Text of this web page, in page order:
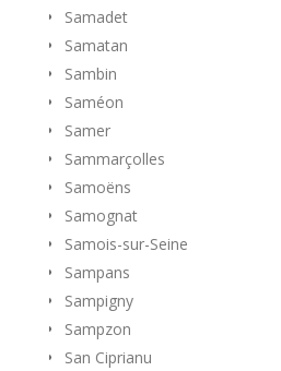
Samadet
Samatan
Sambin
Saméon
Samer
Sammarçolles
Samoëns
Samognat
Samois-sur-Seine
Sampans
Sampigny
Sampzon
San Ciprianu